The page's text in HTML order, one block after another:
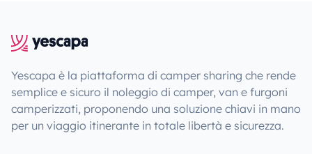
Yescapa è la piattaforma di camper sharing che rende
semplice e sicuro il noleggio di camper, van e furgoni
camperizzati, proponendo una soluzione chiavi in mano
per un viaggio itinerante in totale libertà e sicurezza.